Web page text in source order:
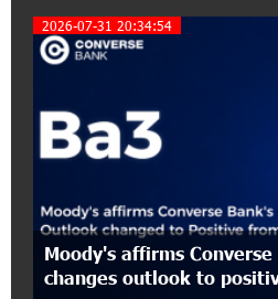
Converse Bank
EBRD Bonds
17:27:45 6-07-2026
From Financial
The 4th Junius
16:43:06 6-07-2026
The Power of One
Symphony Orchestra
2026-07-31 20:34:54
Moody's affirms
changes outlook to